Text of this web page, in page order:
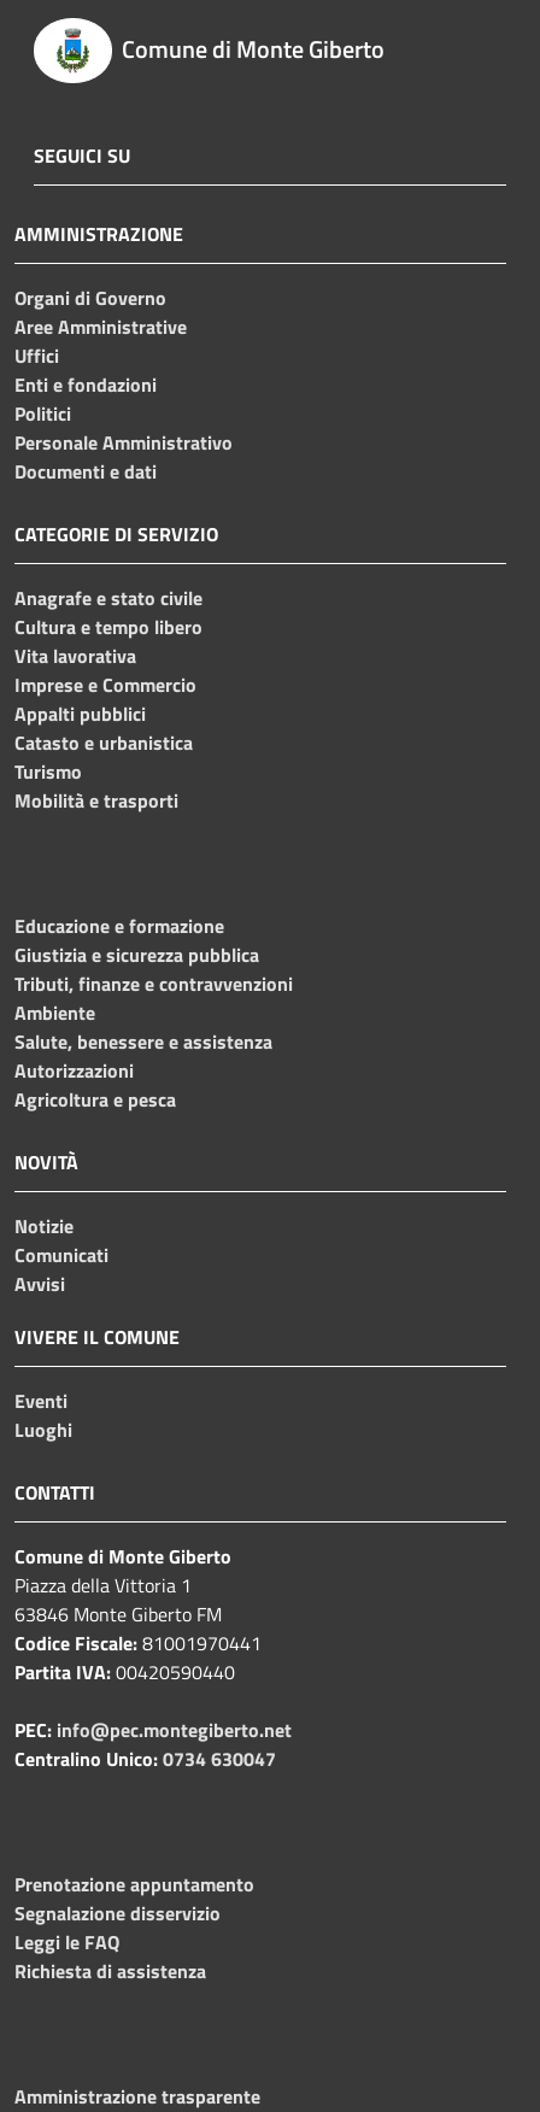
Comune di Monte Giberto
SEGUICI SU
AMMINISTRAZIONE
Organi di Governo
Aree Amministrative
Uffici
Enti e fondazioni
Politici
Personale Amministrativo
Documenti e dati
CATEGORIE DI SERVIZIO
Anagrafe e stato civile
Cultura e tempo libero
Vita lavorativa
Imprese e Commercio
Appalti pubblici
Catasto e urbanistica
Turismo
Mobilità e trasporti
Educazione e formazione
Giustizia e sicurezza pubblica
Tributi, finanze e contravvenzioni
Ambiente
Salute, benessere e assistenza
Autorizzazioni
Agricoltura e pesca
NOVITÀ
Notizie
Comunicati
Avvisi
VIVERE IL COMUNE
Eventi
Luoghi
CONTATTI
Comune di Monte Giberto
Piazza della Vittoria 1
63846 Monte Giberto FM
Codice Fiscale:81001970441
Partita IVA:00420590440
PEC: info@pec.montegiberto.net
Centralino Unico:0734 630047
Prenotazione appuntamento
Segnalazione disservizio
Leggi le FAQ
Richiesta di assistenza
Amministrazione trasparente